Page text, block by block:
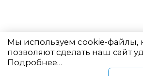
Мы используем cookie-файлы,
позволяют сделать наш сайт
Подробнее…